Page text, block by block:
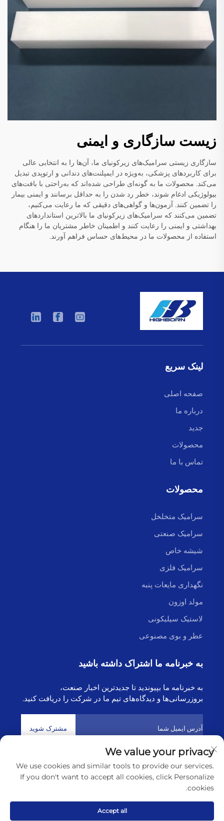
زیست سازگاری و ایمنی
سازگاری زیستی سرامیک‌های زیرکونیای ما، آن‌ها را به انتخابی عالی
برای کاربردهای پزشکی، به‌ویژه در ایمپلنت‌های دندانی و ارتوپدی تبدیل
می‌کند. محصولات ما به گونه‌ای طراحی شده‌اند که به‌راحتی با بافت‌های
بیولوژیکی ادغام شوند، خطر رد شدن را به حداقل برسانند و ایمنی بیمار
را تضمین کنند. آزمون‌ها و گواهی‌های دقیقی که ما رعایت می‌کنیم،
تضمین می‌کنند که سرامیک‌های زیرکونیای ما بالاترین استانداردهای
بهداشتی و ایمنی را رعایت کنند و اطمینان خاطر مشتریان ما را هنگام
استفاده از محصولات ما در محیط‌های حساس فراهم آورند.
لینک سریع
صفحه اصلی
درباره ما
جدید
محصولات
تماس با ما
محصولات
سرامیک متخلخل
سرامیک صنعتی
شیشه خاص
سرامیک فلزی
نگهداری مایعات پنبه
مولد اوزون
لاستیک سیلیکونی
عطر و بوی مصنوعی
به خبرنامه ما اشتراک داشته باشید
به خبرنامه ما بپیوندید تا جدیدترین اخبار صنعت،
بروزرسانی‌ها و دیدگاه‌های تیم ما در شرکت را دریافت کنید.
مشترک شوید
حق تکثیر © 2025 توسط شرکت فناوری هایبورن لیانیونگانگ
سیاست‌های
حریم خصوصی
We value your privacy
We use cookies and similar tools to provide our services.
If you don't want to accept all cookies, click Personalize
cookies.
Accept all